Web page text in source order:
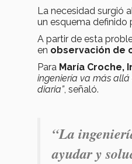
La necesidad surgió
un esquema definido
A partir de esta
en observación de
Para María Croche,
ingeniería va más
diaria”, señaló.
“La
ayudar y